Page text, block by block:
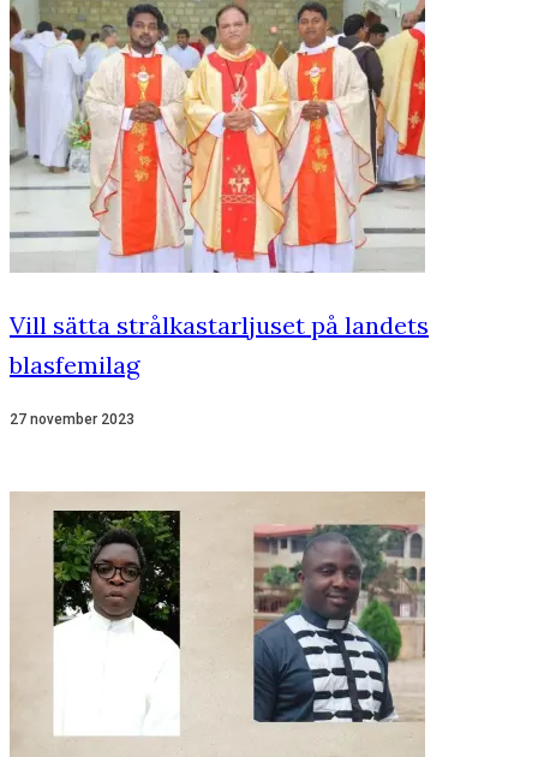
Vill sätta strålkastarljuset på landets
blasfemilag
27 november 2023